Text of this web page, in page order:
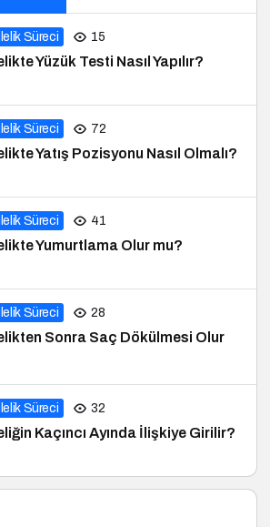
Süreci 15
Yüzük Testi Nasıl Yapılır?
Süreci 72
Yatış Pozisyonu Nasıl Olmalı?
Süreci 41
Yumurtlama Olur mu?
Süreci 28
Sonra Saç Dökülmesi Olur
Süreci 32
Kaçıncı Ayında İlişkiye Girilir?